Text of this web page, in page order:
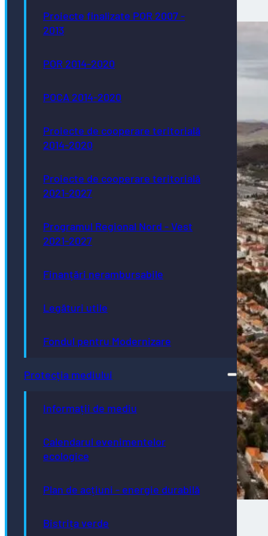
Proiecte finalizate POR 2007 -
2013
POR 2014-2020
POCA 2014-2020
Proiecte de cooperare teritorială
2014-2020
Proiecte de cooperare teritorială
2021-2027
Programul Regional Nord - Vest
2021-2027
Finanțări nerambursabile
Legături utile
Fondul pentru Modernizare
Protecția mediului
Informații de mediu
Calendarul evenimentelor
ecologice
Plan de acțiuni - energie durabilă
Bistrița verde